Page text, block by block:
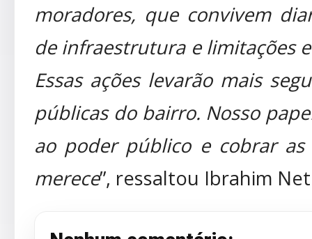
moradores, que convivem
de infraestrutura e limitações
Essas ações levarão mais
públicas do bairro. Nosso
ao poder público e cobrar
merece”, ressaltou Ibrahim